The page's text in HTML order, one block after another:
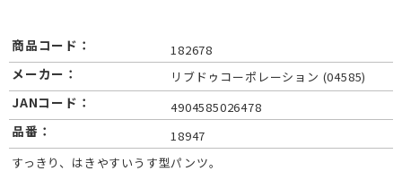
商品コード： 182678
メーカー： リブドゥコーポレーション (04585)
JANコード： 4904585026478
品番：
18947
すっきり、はきやすいうす型パンツ。